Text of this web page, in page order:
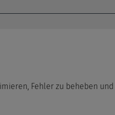
Fehler zu beheben